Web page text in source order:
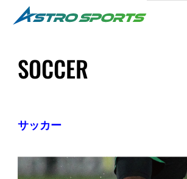
SOCCER
サッカー